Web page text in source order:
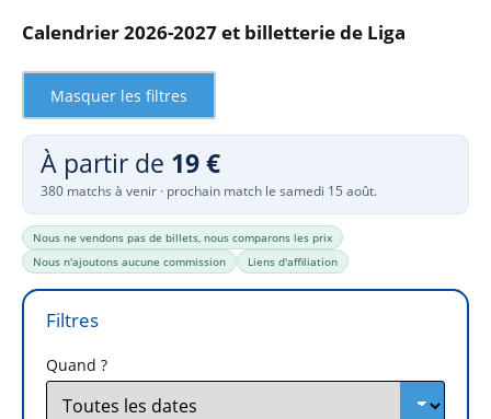
Calendrier 2026-2027 et billetterie de Liga
Masquer les filtres
À partir de 19 €
380 matchs à venir · prochain match le samedi 15 août.
Nous ne vendons pas de billets, nous comparons les prix
Nous n'ajoutons aucune commission
Liens d'affiliation
Quand ?